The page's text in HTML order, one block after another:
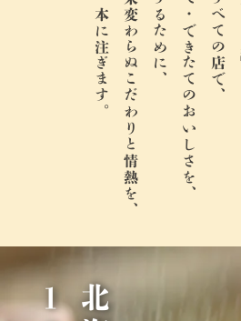
打ち立て・できたてのおいしさを、
創業以来変わらぬこだわりと情熱を、